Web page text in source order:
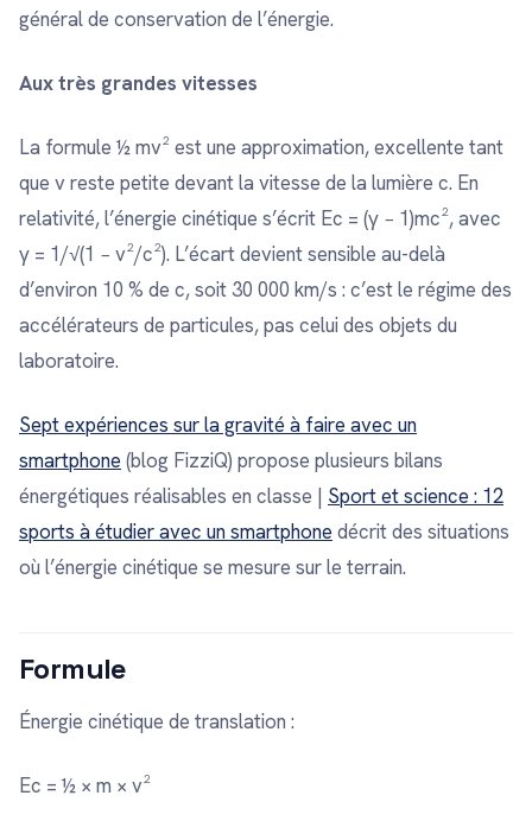
général de conservation de l’énergie.
Aux très grandes vitesses
La formule ½ mv² est une approximation, excellente tant
que v reste petite devant la vitesse de la lumière c. En
relativité, l’énergie cinétique s’écrit Ec = (γ − 1)mc², avec
γ = 1/√(1 − v²/c²). L’écart devient sensible au-delà
d’environ 10 % de c, soit 30 000 km/s : c’est le régime des
accélérateurs de particules, pas celui des objets du
laboratoire.
Sept expériences sur la gravité à faire avec un
smartphone (blog FizziQ) propose plusieurs bilans
énergétiques réalisables en classe | Sport et science : 12
sports à étudier avec un smartphone décrit des situations
où l’énergie cinétique se mesure sur le terrain.
Formule
Énergie cinétique de translation :
Ec = ½ × m × v²